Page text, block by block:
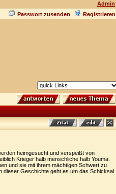
Admin
Passwort zusenden Registrieren
heimgesucht und verspeißt von
Krieger halb menschliche halb Youma.
und sie mit ihrem mächtigen Schwert zu
dieser Geschichte geht es um das Schicksal